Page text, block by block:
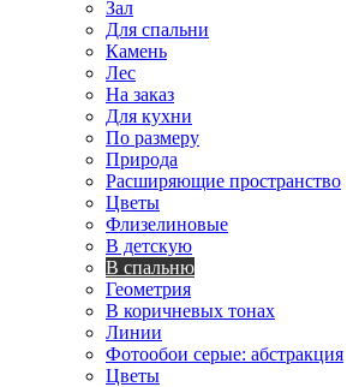
Зал
Для спальни
Камень
Лес
На заказ
Для кухни
По размеру
Природа
Расширяющие пространство
Цветы
Флизелиновые
В детскую
В спальню
Геометрия
В коричневых тонах
Линии
Фотообои серые: абстракция
Цветы